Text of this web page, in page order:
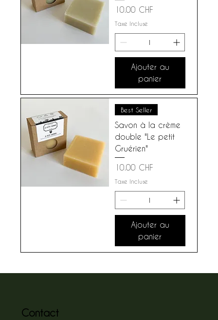
Prix
10.00 CHF
Taxe Incluse
Ajouter au
panier
Best Seller
Savon à la crème
double "Le petit
Gruérien"
Prix
10.00 CHF
Taxe Incluse
Ajouter au
panier
Contact